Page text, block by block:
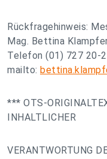
Rückfragehinweis:
Mag. Bettina
Telefon (01) 727 20-
mailto:
*** OTS-
INHALTLICHER
VERANTWORTUNG